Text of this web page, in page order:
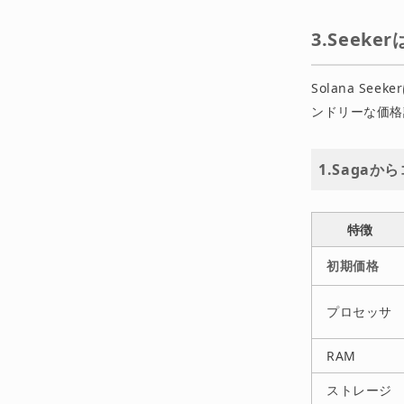
3.Seeker
Solana Seeker
ンドリーな価
1.Sagaから
特徴
初期価格
プロセッサ
RAM
ストレージ